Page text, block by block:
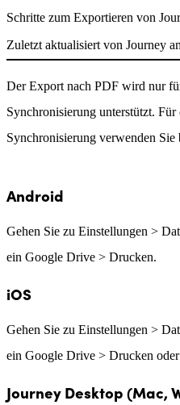
Schritte zum Exportieren von
Zuletzt aktualisiert von Journey
Der Export nach PDF wird nur
Synchronisierung unterstützt.
Synchronisierung verwenden Sie
Android
Gehen Sie zu Einstellungen >
ein Google Drive > Drucken.
iOS
Gehen Sie zu Einstellungen >
ein Google Drive > Drucken
Journey Desktop (Mac,